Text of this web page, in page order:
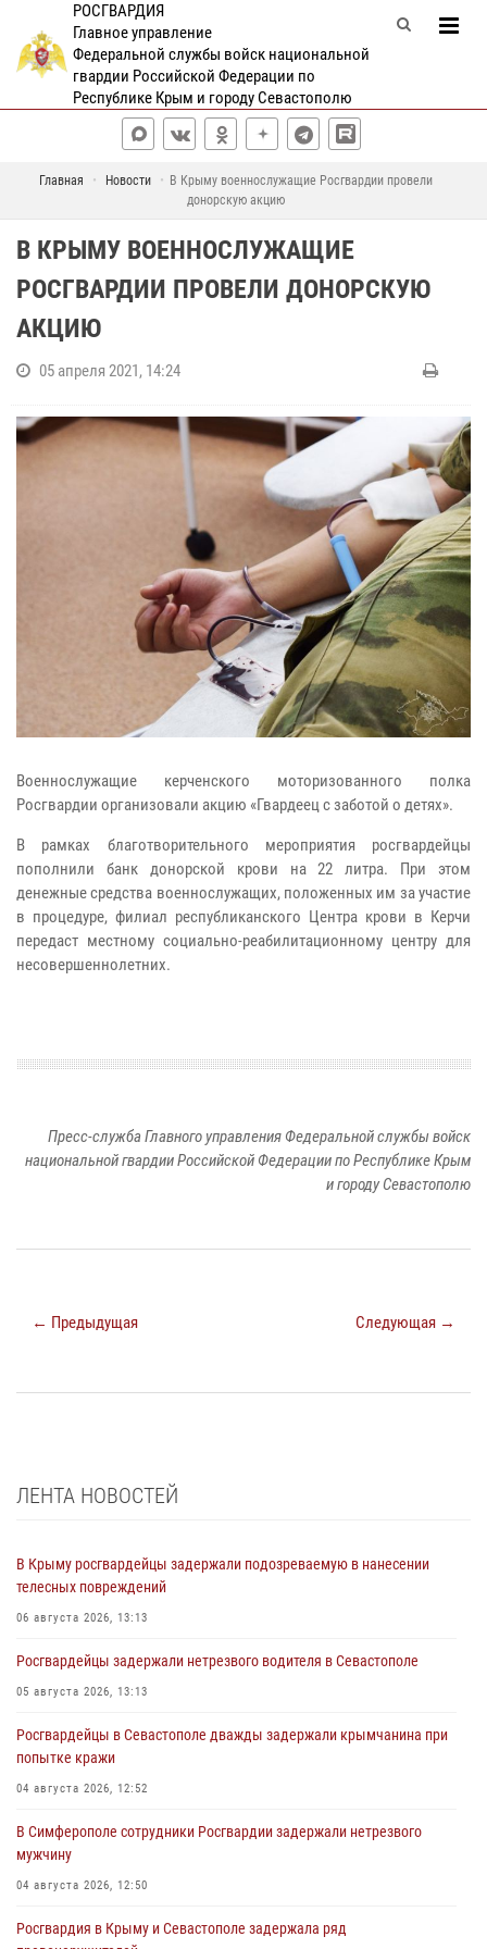
РОСГВАРДИЯ
Главное управление
Федеральной службы войск национальной
гвардии Российской Федерации по
Республике Крым и городу Севастополю
Главная Новости
В Крыму военнослужащие Росгвардии провели
донорскую акцию
В КРЫМУ ВОЕННОСЛУЖАЩИЕ
РОСГВАРДИИ ПРОВЕЛИ ДОНОРСКУЮ
АКЦИЮ
05 апреля 2021, 14:24
Военнослужащие керченского моторизованного полка
Росгвардии организовали акцию «Гвардеец с заботой о детях».
В рамках благотворительного мероприятия росгвардейцы
пополнили банк донорской крови на 22 литра. При этом
денежные средства военнослужащих, положенных им за участие
в процедуре, филиал республиканского Центра крови в Керчи
передаст местному социально-реабилитационному центру для
несовершеннолетних.
Пресс-служба Главного управления Федеральной службы войск
национальной гвардии Российской Федерации по Республике Крым
и городу Севастополю
← Предыдущая Следующая →
ЛЕНТА НОВОСТЕЙ
В Крыму росгвардейцы задержали подозреваемую в нанесении
телесных повреждений
06 августа 2026, 13:13
Росгвардейцы задержали нетрезвого водителя в Севастополе
05 августа 2026, 13:13
Росгвардейцы в Севастополе дважды задержали крымчанина при
попытке кражи
04 августа 2026, 12:52
В Симферополе сотрудники Росгвардии задержали нетрезвого
мужчину
04 августа 2026, 12:50
Росгвардия в Крыму и Севастополе задержала ряд